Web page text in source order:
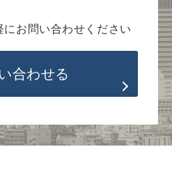
お問い合わせください
合わせる